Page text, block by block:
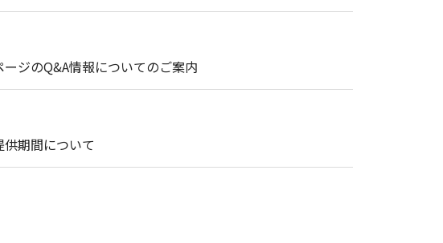
ジのQ&A情報についてのご案内
期間について